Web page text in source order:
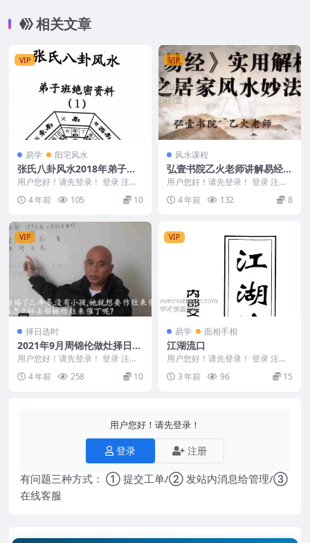
相关文章
VIP
易学 阳宅风水
张氏八卦风水2018年弟子绝
密资料1pdf+2pdf
用户您好！请先登录！ 登录 注册
张氏八卦风水2018年弟子绝密资
料 M2301...
4 年前 105 10
VIP
风水课程
弘壹书院乙火老师讲解易经实
用解析之居家风水妙法8讲9
集视频 百度盘
用户您好！请先登录！ 登录 注册
弘壹书院乙火老师讲解易经实用解
析之居家风水妙法...
4 年前 132 8
VIP
择日选时
2021年9月周锦伦做灶择日
法，择日催丁催财法 8集视频
百度盘下载
用户您好！请先登录！ 登录 注册
2021年9月周锦伦做灶择日法，择
日催丁催财法...
4 年前 258 10
VIP
易学 面相手相
江湖流口
用户您好！请先登录！ 登录 注册
江湖流口 Y2306-63
3 年前 96 15
用户您好！请先登录！
登录 注册
有问题三种方式： ① 提交工单/② 发站内消息给管理/③
在线客服